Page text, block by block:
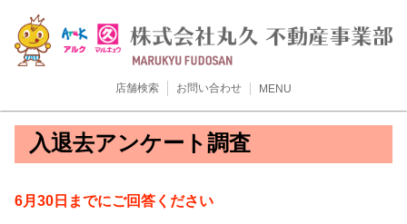
店舗検索 お問い合わせ MENU
入退去アンケート調査
6月30日までにご回答ください